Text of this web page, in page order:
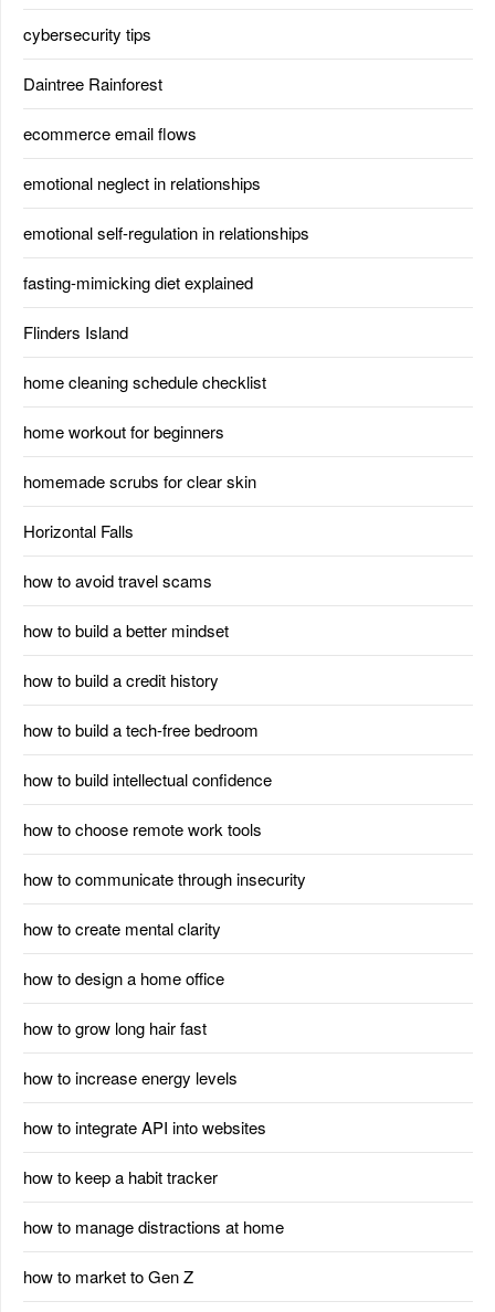
cybersecurity tips
Daintree Rainforest
ecommerce email flows
emotional neglect in relationships
emotional self-regulation in relationships
fasting-mimicking diet explained
Flinders Island
home cleaning schedule checklist
home workout for beginners
homemade scrubs for clear skin
Horizontal Falls
how to avoid travel scams
how to build a better mindset
how to build a credit history
how to build a tech-free bedroom
how to build intellectual confidence
how to choose remote work tools
how to communicate through insecurity
how to create mental clarity
how to design a home office
how to grow long hair fast
how to increase energy levels
how to integrate API into websites
how to keep a habit tracker
how to manage distractions at home
how to market to Gen Z